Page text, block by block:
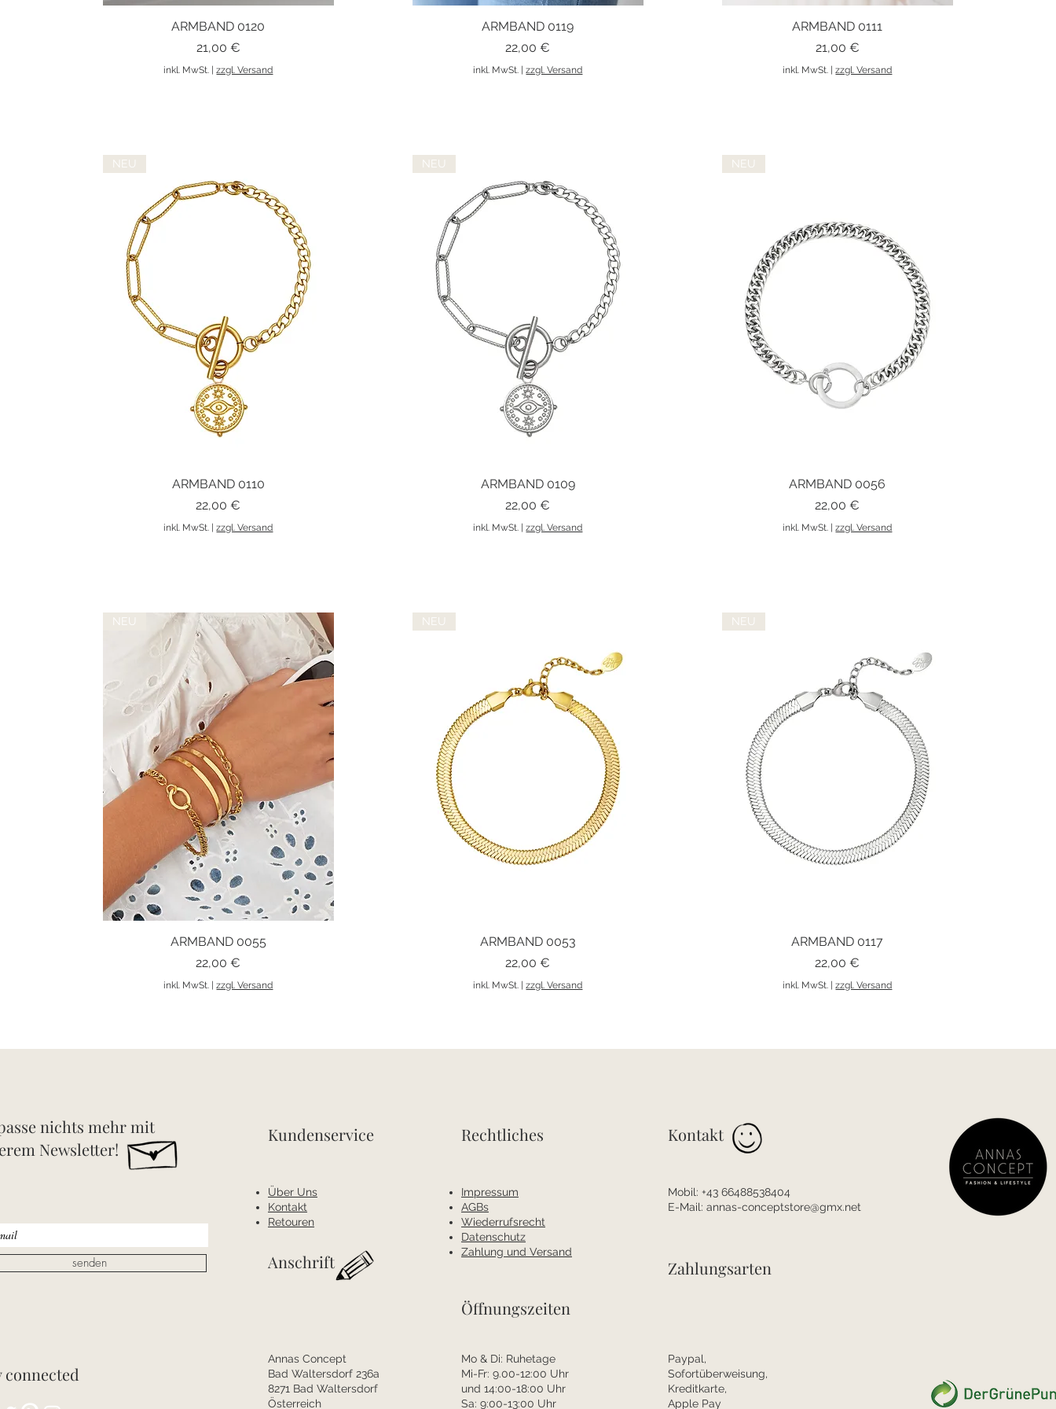
Schnellansicht
ARMBAND 0120
Preis
21,00 €
inkl. MwSt. |zzgl. Versand
Schnellansicht
ARMBAND 0119
Preis
22,00 €
inkl. MwSt. |zzgl. Versand
Schnellansicht
ARMBAND 0111
Preis
21,00 €
inkl. MwSt. |zzgl. Versand
Schnellansicht
NEU
ARMBAND 0110
Preis
22,00 €
inkl. MwSt. |zzgl. Versand
Schnellansicht
NEU
ARMBAND 0109
Preis
22,00 €
inkl. MwSt. |zzgl. Versand
Schnellansicht
NEU
ARMBAND 0056
Preis
22,00 €
inkl. MwSt. |zzgl. Versand
Schnellansicht
NEU
ARMBAND 0055
Preis
22,00 €
inkl. MwSt. |zzgl. Versand
Schnellansicht
NEU
ARMBAND 0053
Preis
22,00 €
inkl. MwSt. |zzgl. Versand
Schnellansicht
NEU
ARMBAND 0117
Preis
22,00 €
inkl. MwSt. |zzgl. Versand
nichts mehr mit
Newsletter!
senden
connected
Kundenservice
Über Uns
Kontakt
Retouren
Annas Concept
Bad Waltersdorf 236a
8271 Bad Waltersdorf
Österreich
Rechtliches
Impressum
AGBs
Wiederrufsrecht
Datenschutz
Zahlung und Versand
Öffnungszeiten
Mo & Di: Ruhetage
Mi-Fr: 9.00-12:00 Uhr
und 14:00-18:00 Uhr
Sa: 9:00-13:00 Uhr
Kontakt
Mobil: +43 66488538404
E-Mail: annas-conceptstore@gmx.net
Paypal,
Sofortüberweisung,
Kreditkarte,
Apple Pay
Anschrift Zahlungsarten